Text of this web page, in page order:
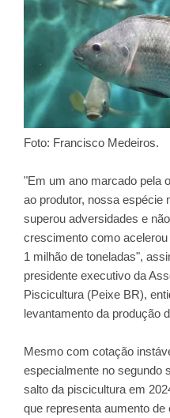
Foto: Francisco Medeiros.
"Em um ano marcado pela
ao produtor, nossa espécie
superou adversidades e
crescimento como
1 milhão de toneladas",
presidente executivo da
Piscicultura (Peixe BR),
levantamento da produção
Mesmo com cotação
especialmente no segundo
salto da piscicultura em
que representa aumento